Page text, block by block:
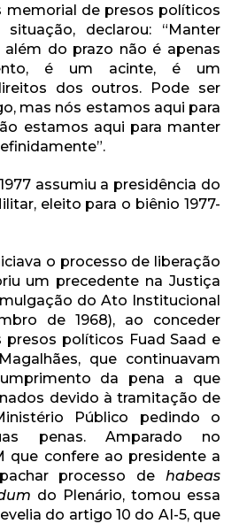
memorial de presos políticos
situação, declarou: “Manter
do prazo não é apenas
é um acinte, é um
dos outros. Pode ser
mas nós estamos aqui para
estamos aqui para manter
assumiu a presidência do
eleito para o biênio 1977-
o processo de liberação
um precedente na Justiça
do Ato Institucional
de 1968), ao conceder
presos políticos Fuad Saad e
que continuavam
da pena a que
devido à tramitação de
Público pedindo o
penas. Amparado no
que confere ao presidente a
processo de habeas
do Plenário, tomou essa
do artigo 10 do AI-5, que